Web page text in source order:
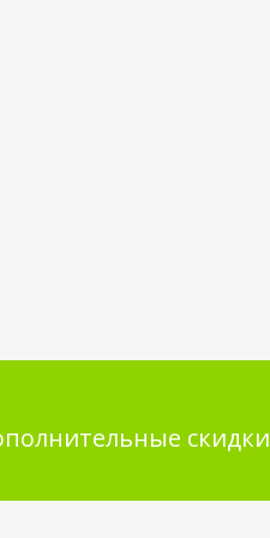
скидки